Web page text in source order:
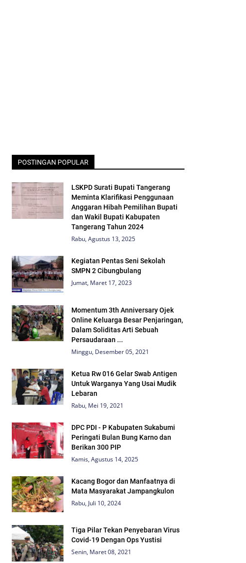
POSTINGAN POPULAR
LSKPD Surati Bupati Tangerang
Meminta Klarifikasi Penggunaan
Anggaran Hibah Pemilihan Bupati
dan Wakil Bupati Kabupaten
Tangerang Tahun 2024
Rabu, Agustus 13, 2025
Kegiatan Pentas Seni Sekolah
SMPN 2 Cibungbulang
Jumat, Maret 17, 2023
Momentum 3th Anniversary Ojek
Online Keluarga Besar Penjaringan,
Dalam Soliditas Arti Sebuah
Persaudaraan ...
Minggu, Desember 05, 2021
Ketua Rw 016 Gelar Swab Antigen
Untuk Warganya Yang Usai Mudik
Lebaran
Rabu, Mei 19, 2021
DPC PDI - P Kabupaten Sukabumi
Peringati Bulan Bung Karno dan
Berikan 300 PIP
Kamis, Agustus 14, 2025
Kacang Bogor dan Manfaatnya di
Mata Masyarakat Jampangkulon
Rabu, Juli 10, 2024
Tiga Pilar Tekan Penyebaran Virus
Covid-19 Dengan Ops Yustisi
Senin, Maret 08, 2021